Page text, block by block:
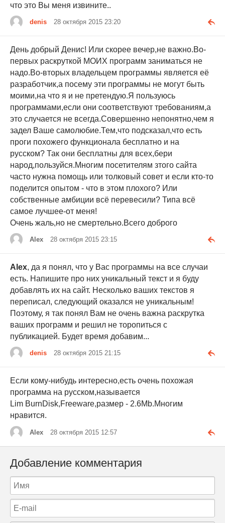
что это Вы меня извините..
denis 28 октября 2015 23:20
День добрый Денис! Или скорее вечер,не важно.Во-
первых раскруткой МОИХ программ заниматься не
надо.Во-вторых владельцем программы является её
разработчик,а посему эти программы не могут быть
моими,на что я и не претендую.Я пользуюсь
программами,если они соответствуют требованиям,а
это случается не всегда.Совершенно непонятно,чем я
задел Ваше самолюбие.Тем,что подсказал,что есть
проги похожего функционала бесплатно и на
русском? Так они бесплатны для всех,бери
народ,пользуйся.Многим посетителям зтого сайта
часто нужна помощь или толковый совет и если кто-то
поделится опытом - что в этом плохого? Или
собственные амбиции всё перевесили? Типа всё
самое лучшее-от меня!
Очень жаль,но не смертельно.Всего доброго
Alex 28 октября 2015 23:15
Alex, да я понял, что у Вас программы на все случаи
есть. Напишите про них уникальный текст и я буду
добавлять их на сайт. Несколько ваших текстов я
переписал, следующий оказался не уникальным!
Поэтому, я так понял Вам не очень важна раскрутка
ваших программ и решил не торопиться с
публикацией. Будет время добавим...
denis 28 октября 2015 21:15
Если кому-нибудь интересно,есть очень похожая
программа на русском,называется
Lim BurnDisk,Freeware,размер - 2.6Mb.Многим
нравится.
Alex 28 октября 2015 12:57
Добавление комментария